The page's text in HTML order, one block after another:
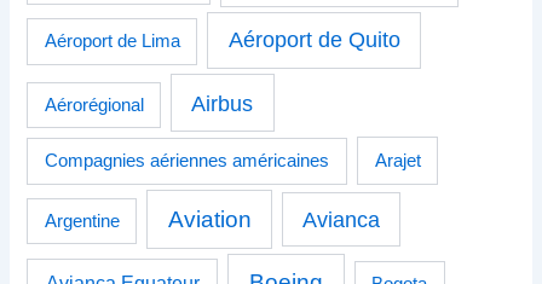
Aéroport de Lima Aéroport de Quito
Aérorégional Airbus
Compagnies aériennes américaines Arajet
Argentine Aviation Avianca